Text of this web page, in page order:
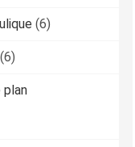
(6)
(6)
plan